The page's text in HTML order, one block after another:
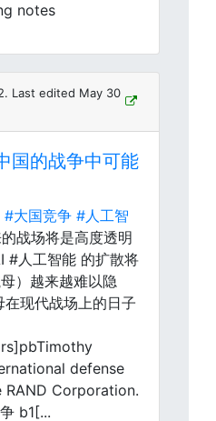
notes
Last edited May 30
国的战争中可能
#大国竞争 #人工智
战场将是高度透明
#人工智能 的扩散将
）越来越难以隐
现代战场上的日子
defense
RAND Corporation.
b1[...